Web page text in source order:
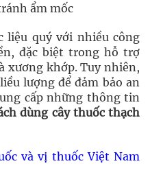
ẩm mốc
liệu quý với nhiều công
đặc biệt trong hỗ trợ
xương khớp. Tuy nhiên,
lượng để đảm bảo an
cấp những thông tin
dùng cây thuốc thạch
và vị thuốc Việt Nam